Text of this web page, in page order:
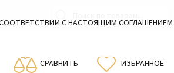
СРАВНИТЬ ИЗБРАННОЕ
С НАСТОЯЩИМ